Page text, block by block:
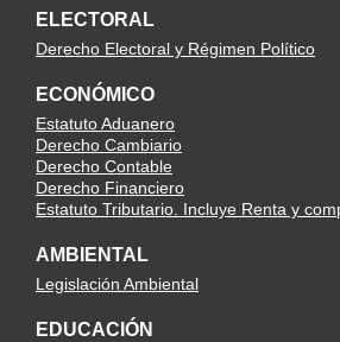
ELECTORAL
Derecho Electoral y Régimen Político
ECONÓMICO
Estatuto Aduanero
Derecho Cambiario
Derecho Contable
Derecho Financiero
Estatuto Tributario. Incluye Renta y
AMBIENTAL
Legislación Ambiental
EDUCACIÓN